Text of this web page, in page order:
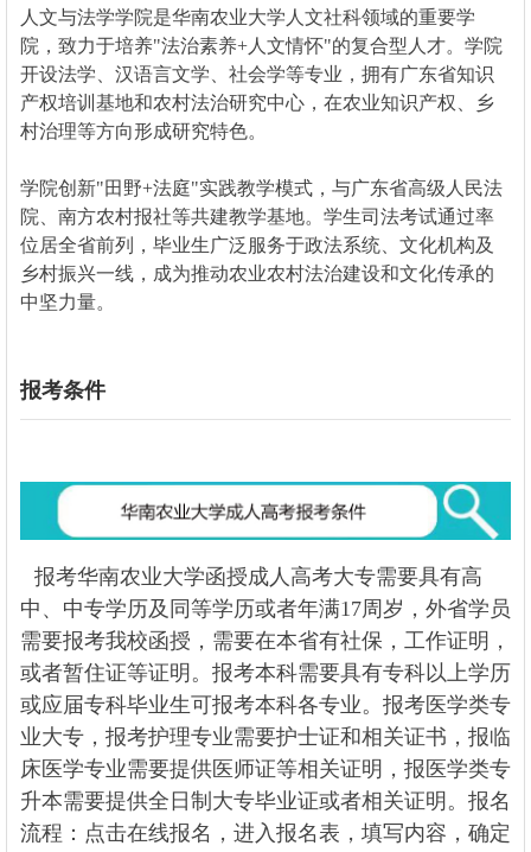
人文与法学学院是华南农业大学人文社科领域的重要学
院，致力于培养"法治素养+人文情怀"的复合型人才。学院
开设法学、汉语言文学、社会学等专业，拥有广东省知识
产权培训基地和农村法治研究中心，在农业知识产权、乡
村治理等方向形成研究特色。
学院创新"田野+法庭"实践教学模式，与广东省高级人民法
院、南方农村报社等共建教学基地。学生司法考试通过率
位居全省前列，毕业生广泛服务于政法系统、文化机构及
乡村振兴一线，成为推动农业农村法治建设和文化传承的
中坚力量。
报考条件
报考华南农业大学函授成人高考大专需要具有高
中、中专学历及同等学历或者年满17周岁，外省学员
需要报考我校函授，需要在本省有社保，工作证明，
或者暂住证等证明。报考本科需要具有专科以上学历
或应届专科毕业生可报考本科各专业。报考医学类专
业大专，报考护理专业需要护士证和相关证书，报临
床医学专业需要提供医师证等相关证明，报医学类专
升本需要提供全日制大专毕业证或者相关证明。报名
流程：点击在线报名，进入报名表，填写内容，确定